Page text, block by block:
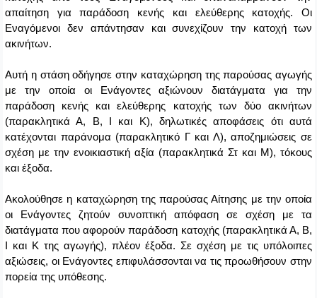
απαίτηση για παράδοση κενής και ελεύθερης κατοχής. Οι
Εναγόμενοι δεν απάντησαν και συνεχίζουν την κατοχή των
ακινήτων.
Αυτή η στάση οδήγησε στην καταχώρηση της παρούσας αγωγής
με την οποία οι Ενάγοντες αξιώνουν διατάγματα για την
παράδοση κενής και ελεύθερης κατοχής των δύο ακινήτων
(παρακλητικά Α, Β, Ι και Κ), δηλωτικές αποφάσεις ότι αυτά
κατέχονται παράνομα (παρακλητικό Γ και Λ), αποζημιώσεις σε
σχέση με την ενοικιαστική αξία (παρακλητικά Στ και Μ), τόκους
και έξοδα.
Ακολούθησε η καταχώρηση της παρούσας Αίτησης με την οποία
οι Ενάγοντες ζητούν συνοπτική απόφαση σε σχέση με τα
διατάγματα που αφορούν παράδοση κατοχής (παρακλητικά Α, Β,
Ι και Κ της αγωγής), πλέον έξοδα. Σε σχέση με τις υπόλοιπες
αξιώσεις, οι Ενάγοντες επιφυλάσσονται να τις προωθήσουν στην
πορεία της υπόθεσης.